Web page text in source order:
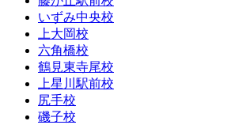
いずみ中央校
上大岡校
六角橋校
鶴見東寺尾校
上星川駅前校
尻手校
磯子校